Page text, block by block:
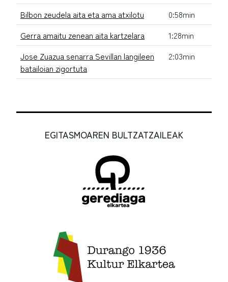
Bilbon zeudela aita eta ama atxilotu
0:58min
Gerra amaitu zenean aita kartzelara
1:28min
Jose Zuazua senarra Sevillan langileen
batailoian zigortuta
2:03min
EGITASMOAREN BULTZATZAILEAK